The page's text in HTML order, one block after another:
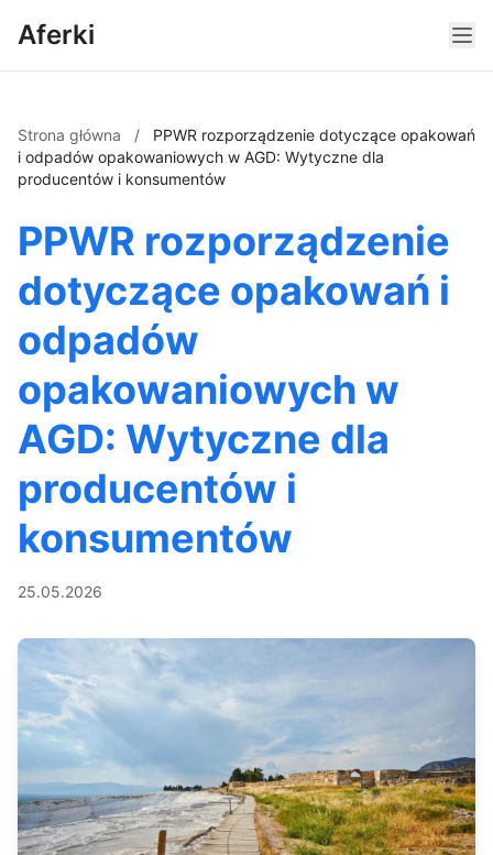
Aferki
Strona główna /
PPWR rozporządzenie dotyczące opakowań
i odpadów opakowaniowych w AGD: Wytyczne dla
producentów i konsumentów
PPWR rozporządzenie
dotyczące opakowań i
odpadów
opakowaniowych w
AGD: Wytyczne dla
producentów i
konsumentów
25.05.2026